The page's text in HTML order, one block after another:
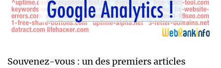
Souvenez-vous : un des premiers articles